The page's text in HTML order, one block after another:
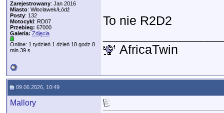
Zarejestrowany: Jan 2016
Miasto: Włocławek/Łódź
Posty: 132
Motocykl: RD07
Przebieg: 67000
Galeria: Zdjęcia
Online: 1 tydzień 1 dzień 18 godz 8
min 39 s
To nie R2D2
AfricaTwin
09.06.2026, 10:49
Mallory